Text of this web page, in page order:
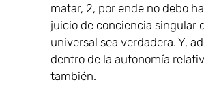
matar, 2, por ende no debo
juicio de conciencia singular
universal sea verdadera. Y,
dentro de la autonomía
también.